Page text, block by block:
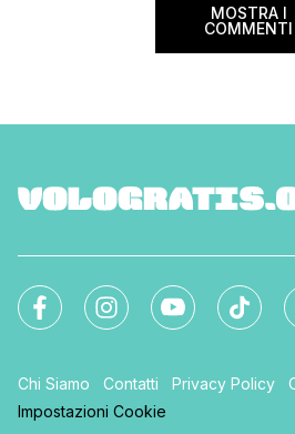
MOSTRA I
COMMENTI
Chi Siamo Contatti Privacy Policy
Impostazioni Cookie